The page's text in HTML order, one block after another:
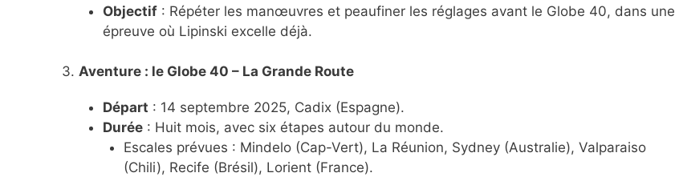
Objectif : Répéter les manœuvres et peaufiner les réglages avant le Globe 40, dans une
épreuve où Lipinski excelle déjà.
3. Aventure : le Globe 40 – La Grande Route
Départ : 14 septembre 2025, Cadix (Espagne).
Durée : Huit mois, avec six étapes autour du monde.
Escales prévues : Mindelo (Cap-Vert), La Réunion, Sydney (Australie), Valparaiso
(Chili), Recife (Brésil), Lorient (France).